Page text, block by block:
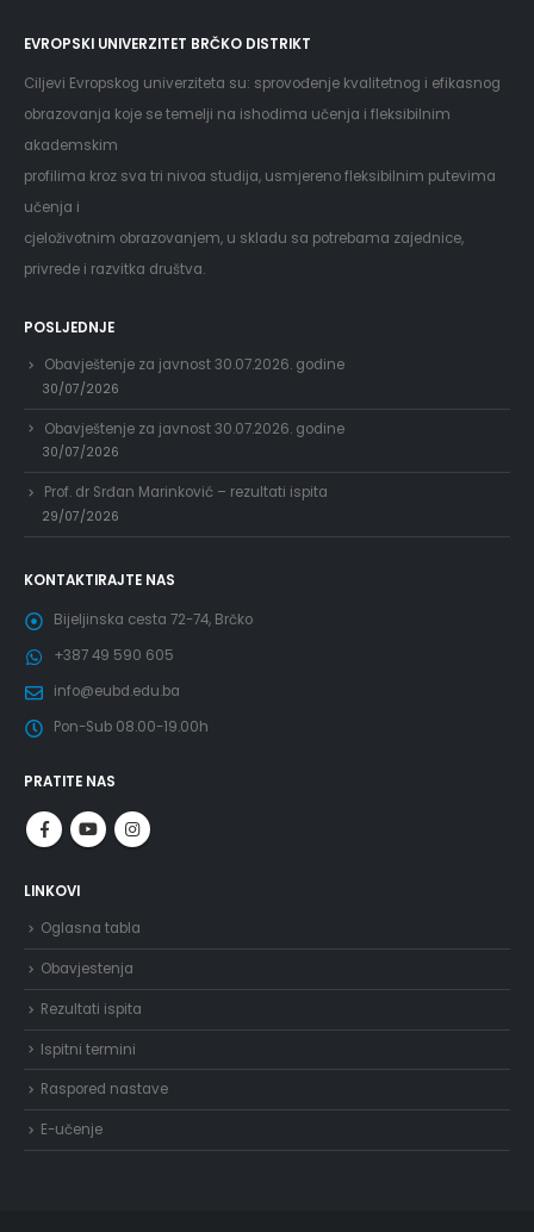
EVROPSKI UNIVERZITET BRČKO DISTRIKT
Ciljevi Evropskog univerziteta su: sprovođenje kvalitetnog i efikasnog
obrazovanja koje se temelji na ishodima učenja i fleksibilnim
akademskim
profilima kroz sva tri nivoa studija, usmjereno fleksibilnim putevima
učenja i
cjeloživotnim obrazovanjem, u skladu sa potrebama zajednice,
privrede i razvitka društva.
POSLJEDNJE
Obavještenje za javnost 30.07.2026. godine
30/07/2026
Obavještenje za javnost 30.07.2026. godine
30/07/2026
Prof. dr Srđan Marinković – rezultati ispita
29/07/2026
KONTAKTIRAJTE NAS
Bijeljinska cesta 72-74, Brčko
+387 49 590 605
info@eubd.edu.ba
Pon-Sub 08.00-19.00h
PRATITE NAS
LINKOVI
Oglasna tabla
Obavjestenja
Rezultati ispita
Ispitni termini
Raspored nastave
E-učenje